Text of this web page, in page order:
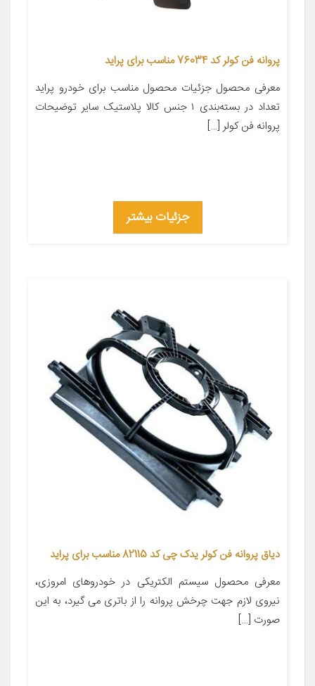
پروانه فن کولر کد 76034 مناسب برای پراید
معرفی محصول جزئیات محصول مناسب برای خودرو پراید
تعداد در بسته‌بندی ۱ جنس کالا پلاستیک سایر توضیحات
پروانه فن کولر […]
جزئیات بیشتر
دیاق پروانه فن کولر یدک چی کد 82115 مناسب برای پراید
معرفی محصول سیستم الکتریکی در خودروهای امروزی،
نیروی لازم جهت چرخش پروانه را از باتری می گیرد، به این
صورت […]